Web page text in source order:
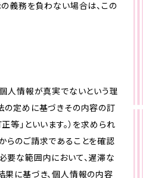
の義務を負わない場合は、この
個人情報が真実でないという理
の定めに基づきその内容の訂
等」といいます。）を求められ
らのご請求であることを確認
要な範囲内において、遅滞な
果に基づき、個人情報の内容